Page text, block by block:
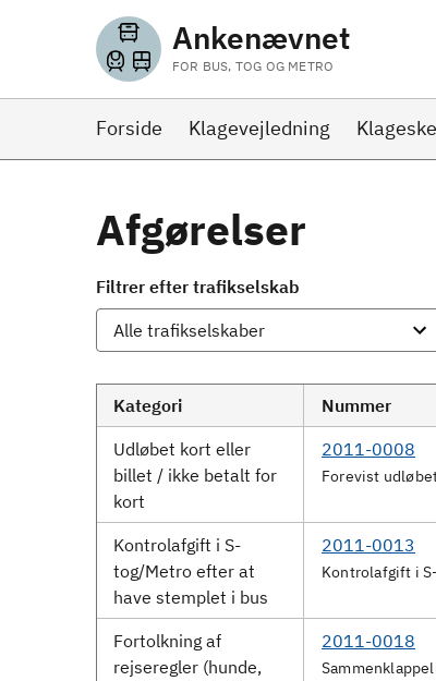
Ankenævnet
FOR BUS, TOG OG METRO
Forside Klagevejledning
Afgørelser
Filtrer efter trafikselskab
Kategori Nummer
Udløbet kort eller
billet / ikke betalt for
kort
2011-0008
Forevist
Kontrolafgift i S-
tog/Metro efter at
have stemplet i bus
2011-0013
Kontrolafgift i
Fortolkning af
rejseregler (hunde,
2011-0018